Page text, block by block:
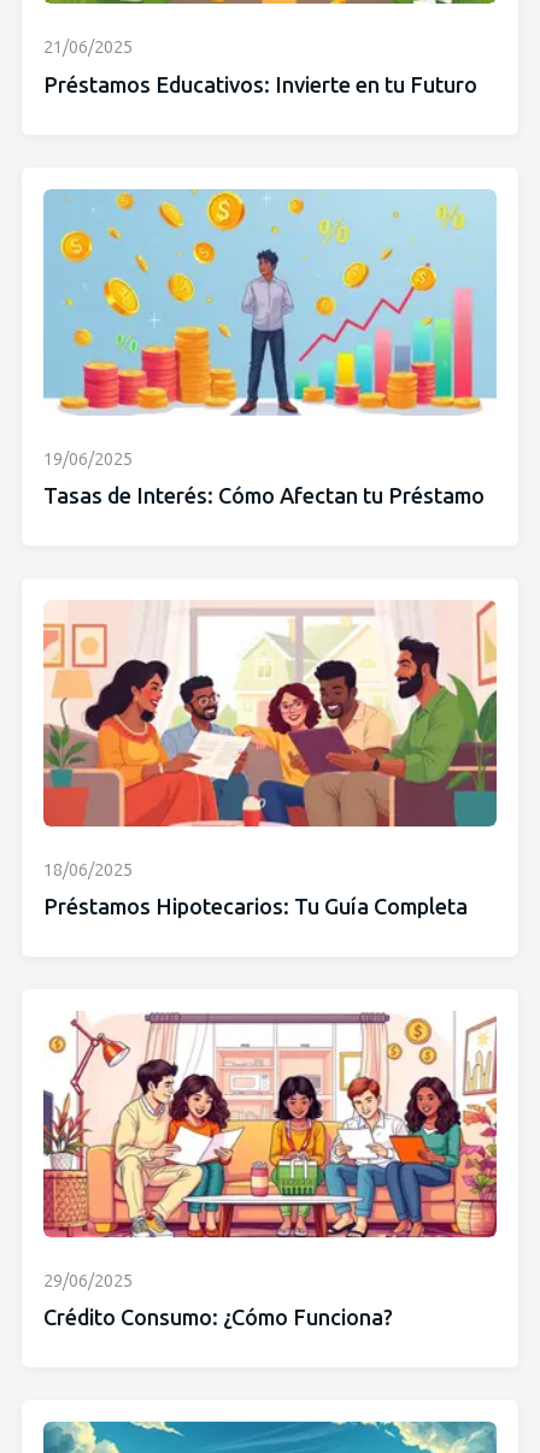
21/06/2025
Préstamos Educativos: Invierte en tu Futuro
19/06/2025
Tasas de Interés: Cómo Afectan tu Préstamo
18/06/2025
Préstamos Hipotecarios: Tu Guía Completa
29/06/2025
Crédito Consumo: ¿Cómo Funciona?